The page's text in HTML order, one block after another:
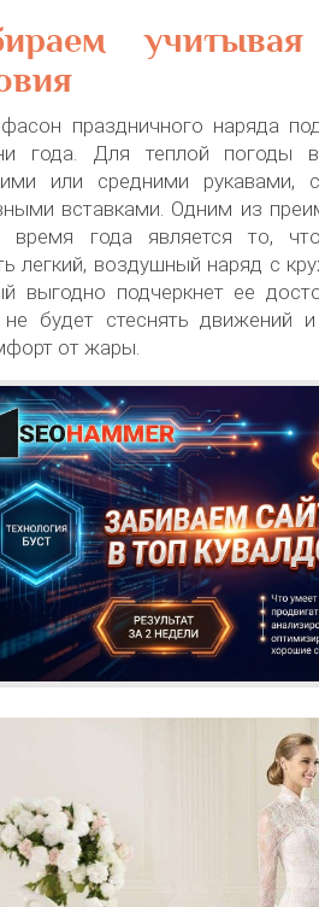
праздничного наряда
года. Для теплой погоды
или средними рукавами,
вставками. Одним из
время года является то,
легкий, воздушный наряд с
выгодно подчеркнет ее
будет стеснять движений
от жары.